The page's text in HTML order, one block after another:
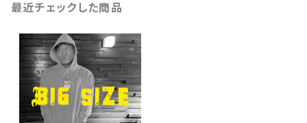
最近チェックした商品